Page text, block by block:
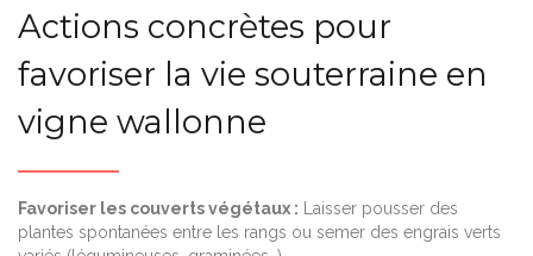
Actions concrètes pour
favoriser la vie souterraine en
vigne wallonne
Favoriser les couverts végétaux : Laisser pousser des
plantes spontanées entre les rangs ou semer des engrais verts